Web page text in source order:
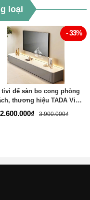
loại
- 33%
tivi để sàn bo cong phòng
thương hiệu TADA Việt
Nam TDTV04
2.600.000₫ 3.900.000₫